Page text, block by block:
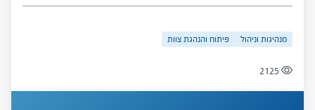
מנהיגות וניהול פיתוח והנהגת צוות
2125